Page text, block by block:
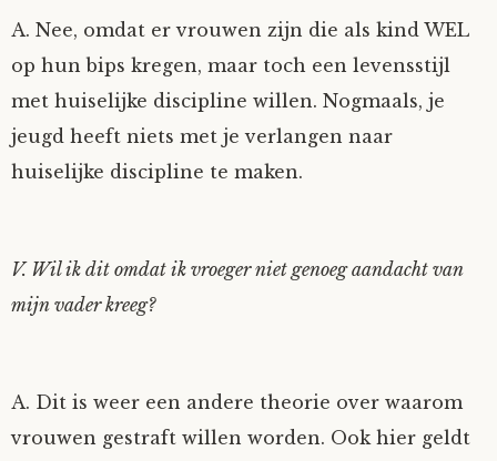
A. Nee, omdat er vrouwen zijn die als kind WEL
op hun bips kregen, maar toch een levensstijl
met huiselijke discipline willen. Nogmaals, je
jeugd heeft niets met je verlangen naar
huiselijke discipline te maken.
V. Wil ik dit omdat ik vroeger niet genoeg aandacht van
mijn vader kreeg?
A. Dit is weer een andere theorie over waarom
vrouwen gestraft willen worden. Ook hier geldt